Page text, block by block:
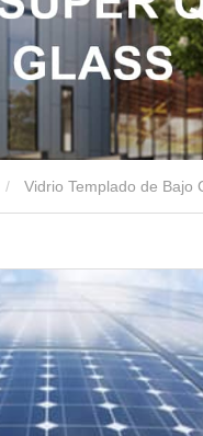
Vidrio Templado de Bajo